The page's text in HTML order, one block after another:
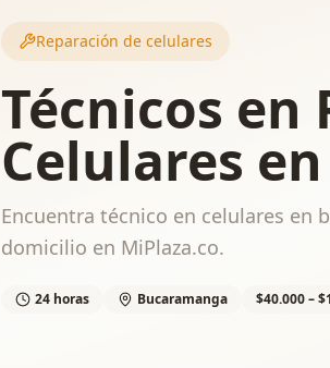
Reparación de celulares
Técnicos en
Celulares
Encuentra técnico en celulares en
domicilio en MiPlaza.co.
24 horas Bucaramanga $40.000 –